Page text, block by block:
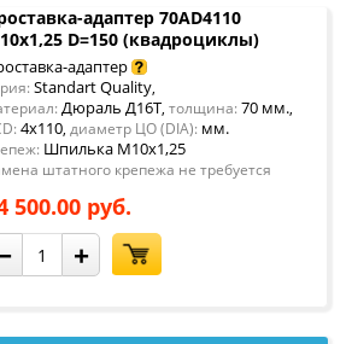
адаптер 70AD4110
D=150 (квадроциклы)
адаптер
Standart Quality,
Дюраль Д16Т, толщина: 70 мм.,
4x110, диаметр ЦО (DIA): мм.
Шпилька М10х1,25
штатного крепежа не требуется
500.00 руб.
+